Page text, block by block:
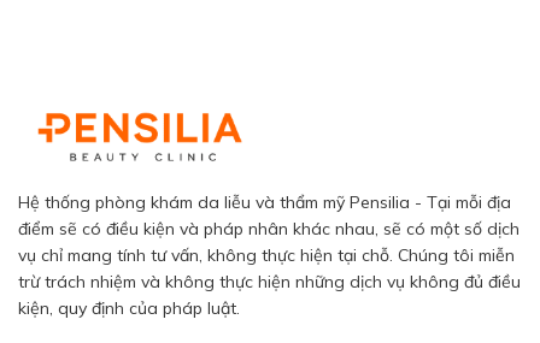
Hệ thống phòng khám da liễu và thẩm mỹ Pensilia - Tại mỗi địa
điểm sẽ có điều kiện và pháp nhân khác nhau, sẽ có một số dịch
vụ chỉ mang tính tư vấn, không thực hiện tại chỗ. Chúng tôi miễn
trừ trách nhiệm và không thực hiện những dịch vụ không đủ điều
kiện, quy định của pháp luật.